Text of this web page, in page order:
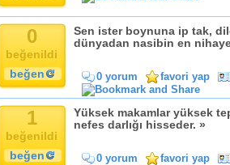
0
beğenildi
beğen
Sen ister boynuna ip tak,
dünyadan nasibin en
0 yorum favori yap
1
beğenildi
beğen
Yüksek makamlar yüksek
nefes darlığı hisseder. »
0 yorum favori yap